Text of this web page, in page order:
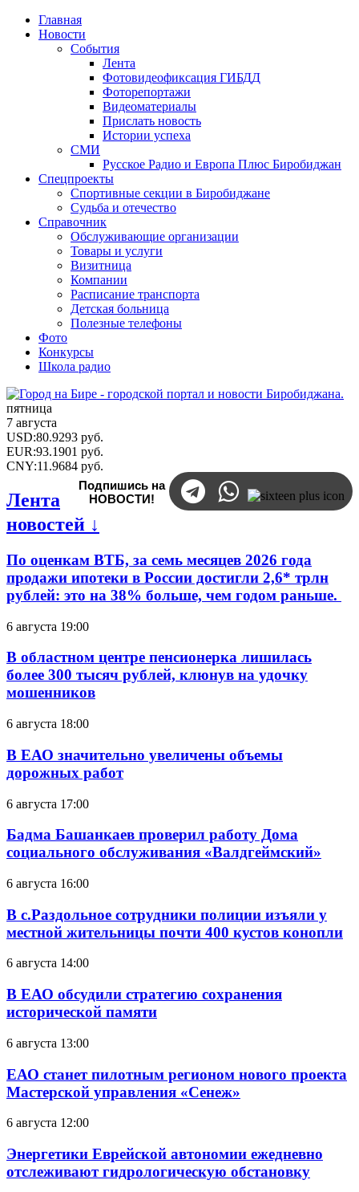
Главная
Новости
События
Лента
Фотовидеофиксация ГИБДД
Фоторепортажи
Видеоматериалы
Прислать новость
Истории успеха
СМИ
Русское Радио и Европа Плюс Биробиджан
Спецпроекты
Спортивные секции в Биробиджане
Судьба и отечество
Справочник
Обслуживающие организации
Товары и услуги
Визитница
Компании
Расписание транспорта
Детская больница
Полезные телефоны
Фото
Конкурсы
Школа радио
пятница
7 августа
USD:80.9293 руб.
EUR:93.1901 руб.
CNY:11.9684 руб.
Подпишись на
НОВОСТИ!
Лента
новостей ↓
По оценкам ВТБ, за семь месяцев 2026 года
продажи ипотеки в России достигли 2,6* трлн
рублей: это на 38% больше, чем годом раньше.
6 августа 19:00
В областном центре пенсионерка лишилась
более 300 тысяч рублей, клюнув на удочку
мошенников
6 августа 18:00
В ЕАО значительно увеличены объемы
дорожных работ
6 августа 17:00
Бадма Башанкаев проверил работу Дома
социального обслуживания «Валдгеймский»
6 августа 16:00
В с.Раздольное сотрудники полиции изъяли у
местной жительницы почти 400 кустов конопли
6 августа 14:00
В ЕАО обсудили стратегию сохранения
исторической памяти
6 августа 13:00
ЕАО станет пилотным регионом нового проекта
Мастерской управления «Сенеж»
6 августа 12:00
Энергетики Еврейской автономии ежедневно
отслеживают гидрологическую обстановку